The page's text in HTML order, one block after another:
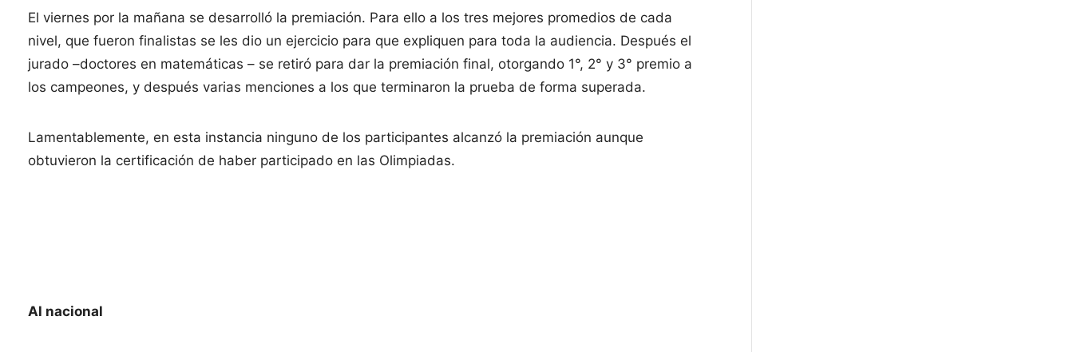
El viernes por la mañana se desarrolló la premiación. Para ello a los tres mejores promedios de cada
nivel, que fueron finalistas se les dio un ejercicio para que expliquen para toda la audiencia. Después el
jurado –doctores en matemáticas – se retiró para dar la premiación final, otorgando 1°, 2° y 3° premio a
los campeones, y después varias menciones a los que terminaron la prueba de forma superada.
Lamentablemente, en esta instancia ninguno de los participantes alcanzó la premiación aunque
obtuvieron la certificación de haber participado en las Olimpiadas.
Al nacional